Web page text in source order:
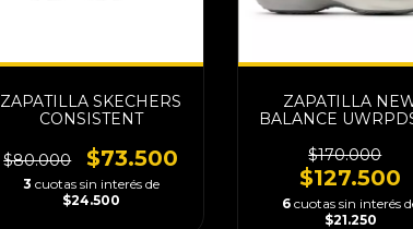
ZAPATILLA SKECHERS
CONSISTENT
$80.000 $73.500
3 cuotas sin interés de
$24.500
ZAPATILLA
BALANCE
$170.000
$127.500
6 cuotas sin interés
$21.250